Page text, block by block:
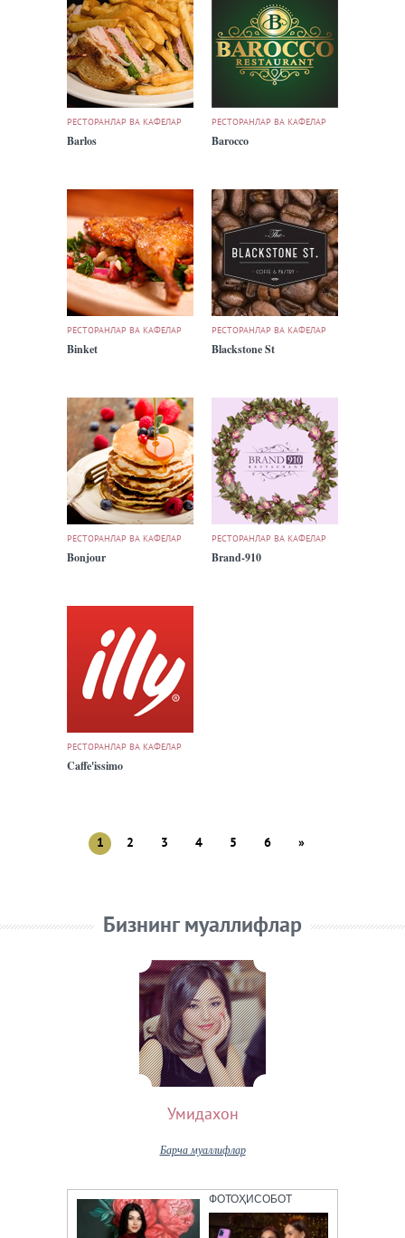
РЕСТОРАНЛАР ВА КАФЕЛАР
Barlos
РЕСТОРАНЛАР ВА КАФЕЛАР
Barocco
РЕСТОРАНЛАР ВА КАФЕЛАР
Binket
РЕСТОРАНЛАР ВА КАФЕЛАР
Blackstone St
РЕСТОРАНЛАР ВА КАФЕЛАР
Bonjour
РЕСТОРАНЛАР ВА КАФЕЛАР
Brand-910
РЕСТОРАНЛАР ВА КАФЕЛАР
Caffe'issimo
1 2 3 4 5 6 »
Бизнинг муаллифлар
Умидахон
Барча муаллифлар
ФОТОҲИСОБОТ